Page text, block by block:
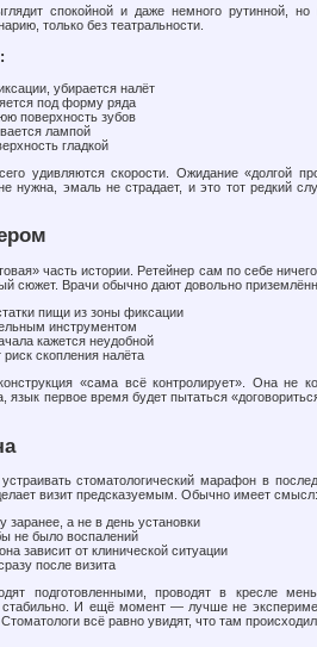
спокойной и даже немного рутинной, но
только без театральности.
убирается налёт
под форму ряда
поверхность зубов
лампой
гладкой
удивляются скорости. Ожидание «долгой
нужна, эмаль не страдает, и это тот редкий
часть истории. Ретейнер сам по себе
сюжет. Врачи обычно дают довольно
пищи из зоны фиксации
инструментом
кажется неудобной
скопления налёта
«сама всё контролирует». Она не
первое время будет пытаться
стоматологический марафон в
визит предсказуемым. Обычно имеет смысл:
заранее, а не в день установки
не было воспалений
зависит от клинической ситуации
после визита
подготовленными, проводят в кресле
стабильно. И ещё момент — лучше не
всё равно увидят, что там